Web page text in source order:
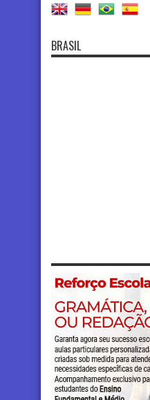
BRASIL